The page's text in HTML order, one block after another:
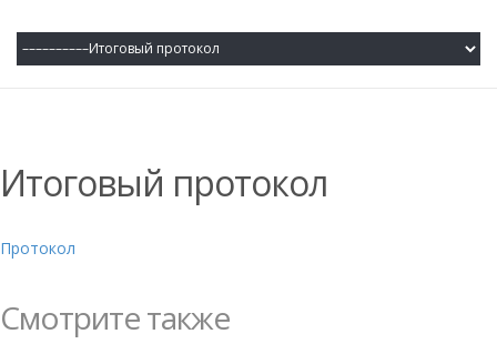
Итоговый протокол
Протокол
Смотрите также